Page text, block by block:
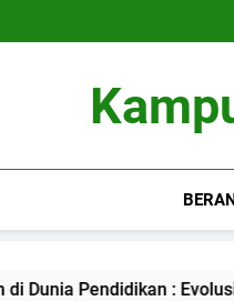
: Evolusi Dokumen